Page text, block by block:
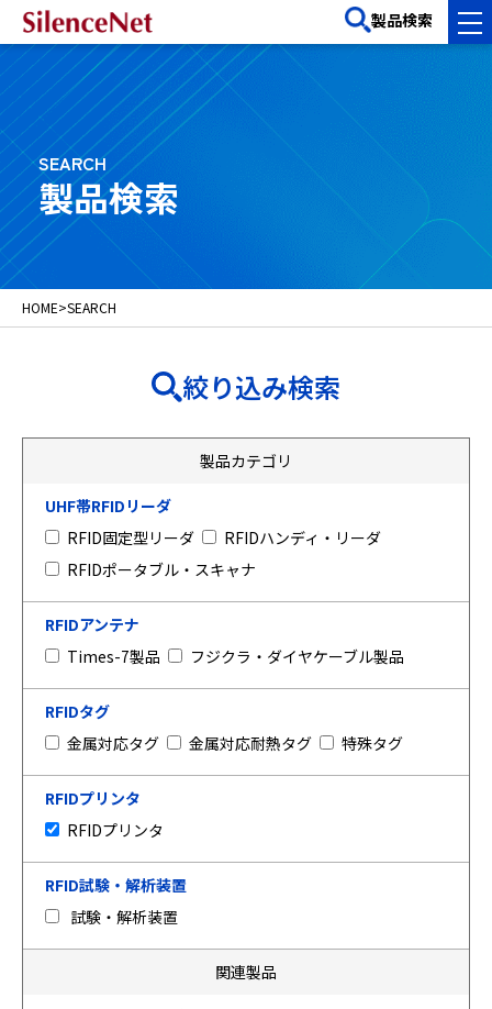
製品検索
SEARCH
製品検索
HOME>SEARCH
絞り込み検索
製品カテゴリ
UHF帯RFIDリーダ
RFID固定型リーダ
RFIDハンディ・リーダ
RFIDポータブル・スキャナ
RFIDアンテナ
Times-7製品
フジクラ・ダイヤケーブル製品
RFIDタグ
金属対応タグ
金属対応耐熱タグ 特殊タグ
RFIDプリンタ
RFIDプリンタ
RFID試験・解析装置
試験・解析装置
関連製品